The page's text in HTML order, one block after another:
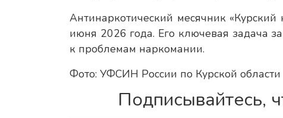
Антинаркотический месячник
июня 2026 года. Его ключевая задача
к проблемам наркомании.
Фото: УФСИН России по Курской области
Подписывайтесь,